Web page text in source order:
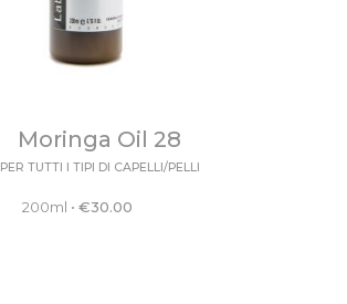
Moringa Oil 28
PER TUTTI I TIPI DI CAPELLI/PELLI
200ml • €30.00